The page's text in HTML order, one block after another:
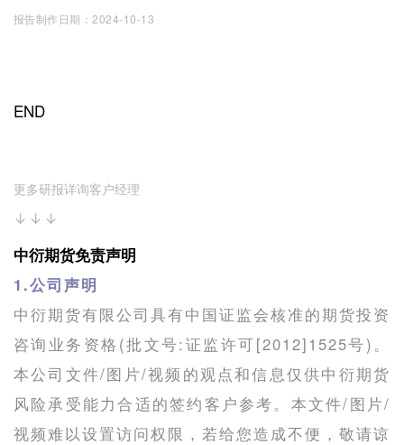
报告制作日期：2024-10-13
END
更多研报详询客户经理
↓↓↓
中衍期货免责声明
1.公司声明
中衍期货有限公司具有中国证监会核准的期货投资
咨询业务资格(批文号:证监许可[2012]1525号)。
本公司文件/图片/视频的观点和信息仅供中衍期货
风险承受能力合适的签约客户参考。本文件/图片/
视频难以设置访问权限，若给您造成不便，敬请谅